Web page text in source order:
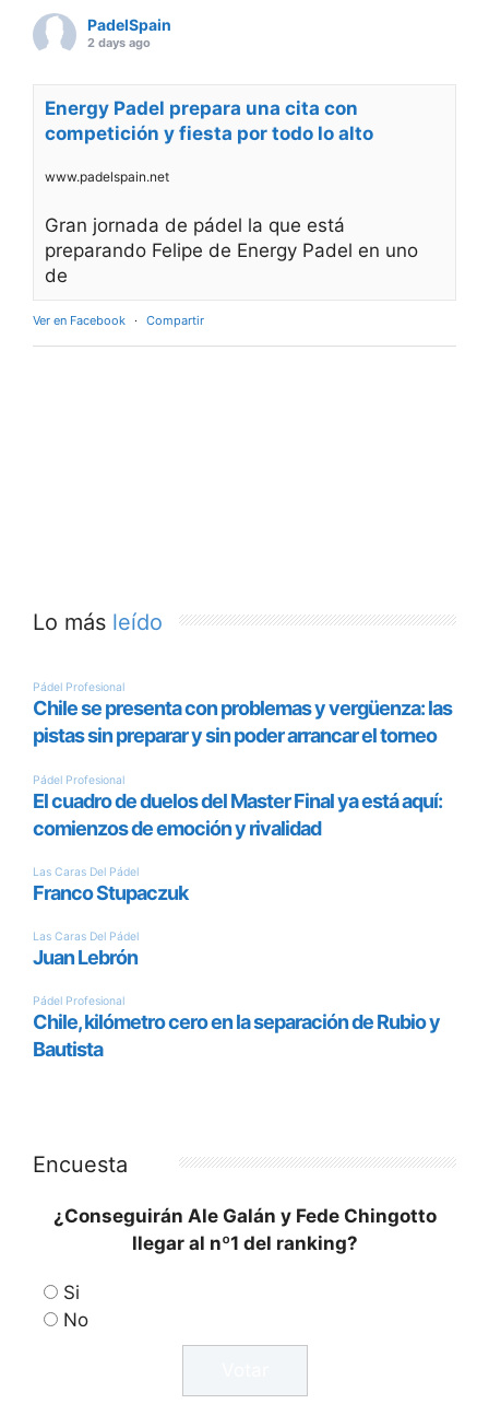
PadelSpain
2 days ago
Energy Padel prepara una cita con
competición y fiesta por todo lo alto
www.padelspain.net
Gran jornada de pádel la que está
preparando Felipe de Energy Padel en uno
de
Ver en Facebook · Compartir
Lo más leído
Encuesta
¿Conseguirán Ale Galán y Fede Chingotto
llegar al nº1 del ranking?
Si
No